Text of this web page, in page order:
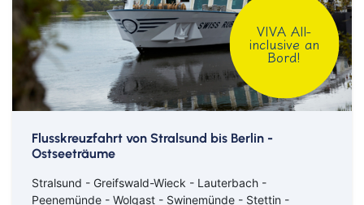
VIVA All-
inclusive an
Bord!
Flusskreuzfahrt von Stralsund bis Berlin -
Ostseeträume
Stralsund - Greifswald-Wieck - Lauterbach -
Peenemünde - Wolgast - Swinemünde - Stettin -